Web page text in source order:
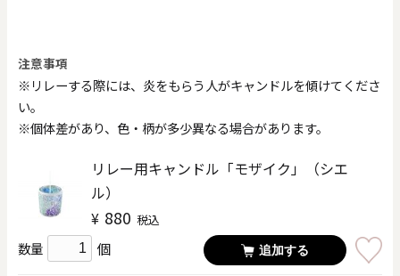
注意事項
※リレーする際には、炎をもらう人がキャンドルを傾けてくださ
い。
※個体差があり、色・柄が多少異なる場合があります。
リレー用キャンドル「モザイク」（シエ
ル）
¥ 880 税込
数量 個 追加する